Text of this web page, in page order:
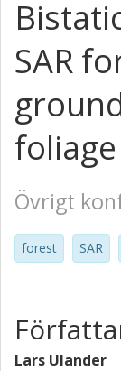
SAR
foliage
Övrigt
forest SAR
Lars Ulander